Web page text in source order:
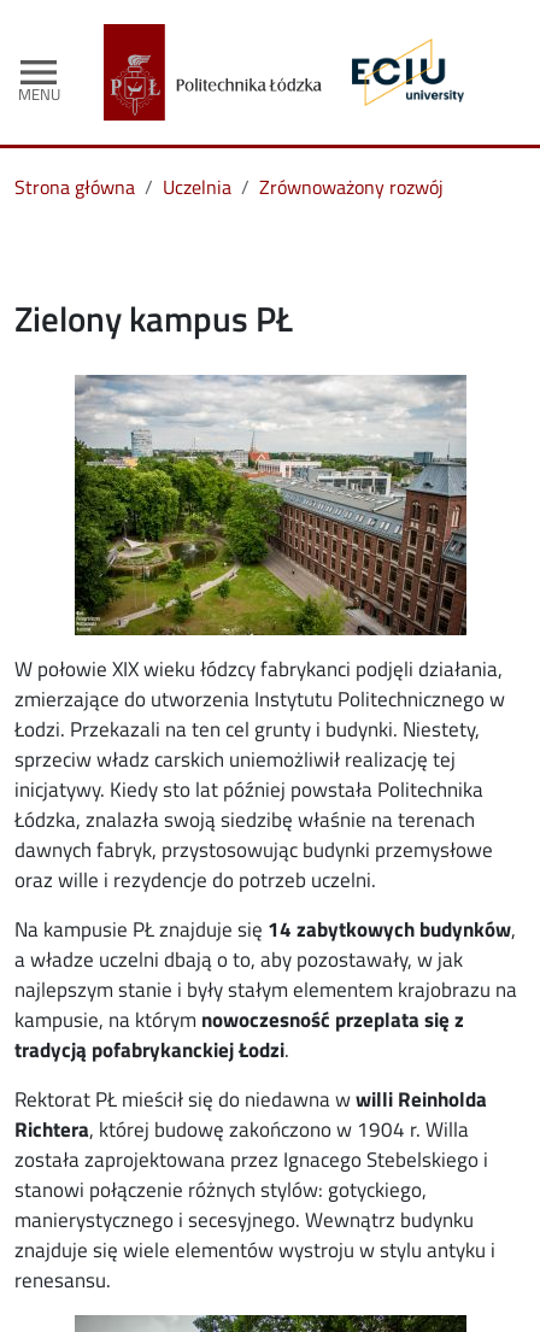
menu
MENU
Strona główna Uczelnia Zrównoważony rozwój
Zielony kampus PŁ
W połowie XIX wieku łódzcy fabrykanci podjęli działania,
zmierzające do utworzenia Instytutu Politechnicznego w
Łodzi. Przekazali na ten cel grunty i budynki. Niestety,
sprzeciw władz carskich uniemożliwił realizację tej
inicjatywy. Kiedy sto lat później powstała Politechnika
Łódzka, znalazła swoją siedzibę właśnie na terenach
dawnych fabryk, przystosowując budynki przemysłowe
oraz wille i rezydencje do potrzeb uczelni.
Na kampusie PŁ znajduje się 14 zabytkowych budynków,
a władze uczelni dbają o to, aby pozostawały, w jak
najlepszym stanie i były stałym elementem krajobrazu na
kampusie, na którym nowoczesność przeplata się z
tradycją pofabrykanckiej Łodzi.
Rektorat PŁ mieścił się do niedawna wwilli Reinholda
Richtera, której budowę zakończono w 1904 r. Willa
została zaprojektowana przez Ignacego Stebelskiego i
stanowi połączenie różnych stylów: gotyckiego,
manierystycznego i secesyjnego. Wewnątrz budynku
znajduje się wiele elementów wystroju w stylu antyku i
renesansu.